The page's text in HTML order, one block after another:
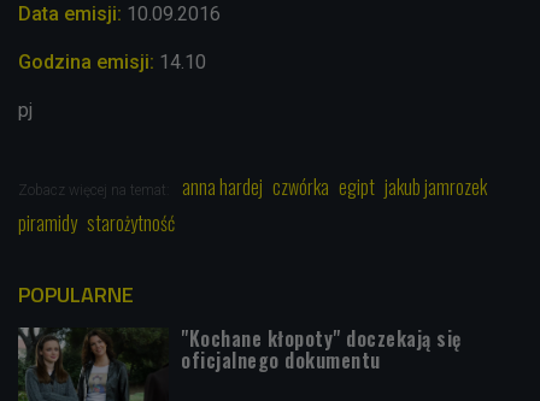
Data emisji: 10.09.2016
Godzina emisji: 14.10
pj
Zobacz więcej na temat: anna hardej czwórka egipt jakub jamrozek
piramidy starożytność
POPULARNE
"Kochane kłopoty" doczekają się
oficjalnego dokumentu